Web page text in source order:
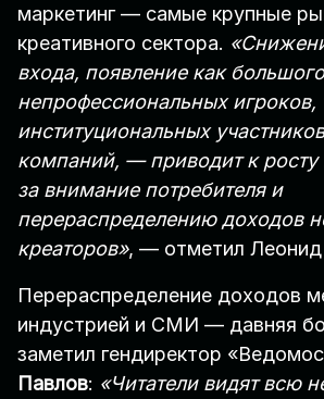
маркетинг — самые крупные
креативного сектора.
входа, появление как
непрофессиональных игроков,
институциональных
компаний, — приводит к росту
за внимание потребителя и
перераспределению доходов
креаторов», — отметил Леонид
Перераспределение доходов
индустрией и СМИ — давняя
заметил гендиректор
Павлов: «Читатели видят всю